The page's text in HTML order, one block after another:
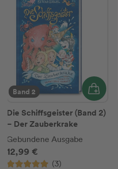
Band 2
Die Schiffsgeister (Band 2)
– Der Zauberkrake
Gebundene Ausgabe
12,99 €
(3)